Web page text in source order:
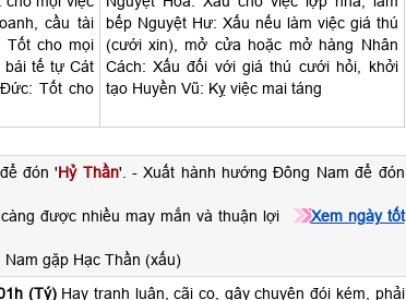
cầu tài
Tốt cho mọi
bái tế tự Cát
Tốt cho
bếp Nguyệt Hư: Xấu nếu làm việc giá thú
(cưới xin), mở cửa hoặc mở hàng Nhân
Cách: Xấu đối với giá thú cưới hỏi, khởi
tạo Huyền Vũ: Kỵ việc mai táng
đón 'Hỷ Thần'. - Xuất hành hướng Đông Nam để đón
được nhiều may mắn và thuận lợi
Xem ngày tốt
gặp Hạc Thần (xấu)
(Tý) Hay tranh luận, cãi cọ, gây chuyện đói kém, phải